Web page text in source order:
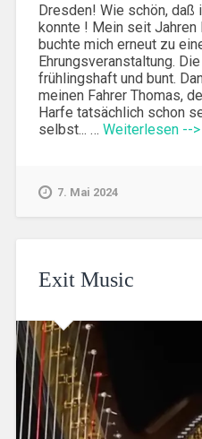
Dresden! Wie schön, daß
konnte ! Mein seit Jahren
buchte mich erneut zu
Ehrungsveranstaltung.
frühlingshaft und bunt.
meinen Fahrer Thomas,
Harfe tatsächlich schon
selbst... … Weiterlesen -->
7. Mai 2024
Exit Music